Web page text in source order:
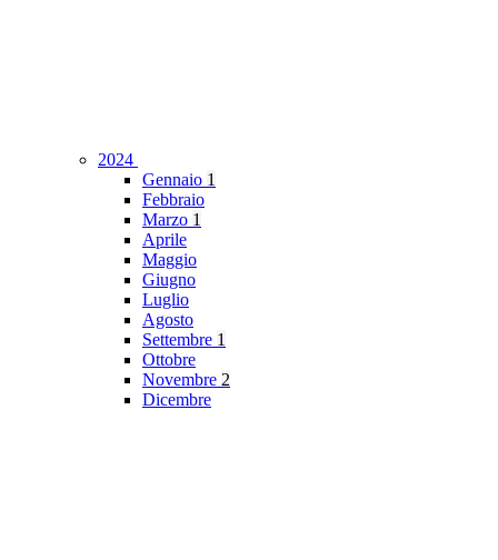
2024
Gennaio 1
Febbraio
Marzo 1
Aprile
Maggio
Giugno
Luglio
Agosto
Settembre 1
Ottobre
Novembre 2
Dicembre